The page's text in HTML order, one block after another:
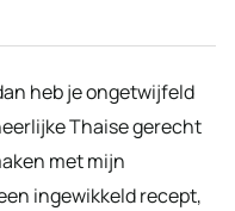
heb je ongetwijfeld
Thaise gerecht
met mijn
ingewikkeld recept,